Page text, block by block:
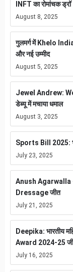
INFT का रोमांचक ड्रॉ
August 8, 2025
गुलमर्ग में Khelo
और नई उम्मीद
August 5, 2025
Jewel Andrew:
डेब्यू में मचाया धमाल
August 3, 2025
Sports Bill 2025:
July 23, 2025
Anush Agarwalla –
Dressage जीत
July 21, 2025
Deepika: भारतीय
Award 2024-25
July 16, 2025